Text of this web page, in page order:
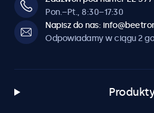
Pon.–Pt., 8:30–17:30
Napisz do nas:
Odpowiadamy w ciągu 2